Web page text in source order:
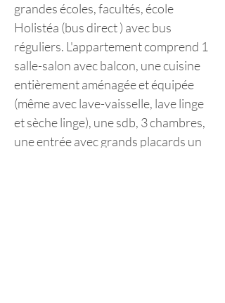
grandes écoles, facultés, école
Holistéa (bus direct ) avec bus
réguliers. L'appartement comprend 1
salle-salon avec balcon, une cuisine
entièrement aménagée et équipée
(même avec lave-vaisselle, lave linge
et sèche linge), une sdb, 3 chambres,
une entrée avec grands placards un